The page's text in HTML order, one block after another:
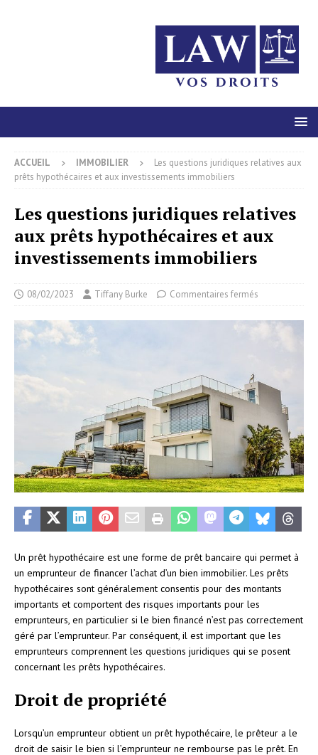
ACCUEIL IMMOBILIER
Les questions juridiques relatives aux
prêts hypothécaires et aux investissements immobiliers
Les questions juridiques relatives
aux prêts hypothécaires et aux
investissements immobiliers
08/02/2023 Tiffany Burke Commentaires fermés
Un prêt hypothécaire est une forme de prêt bancaire qui permet à
un emprunteur de financer l’achat d’un bien immobilier. Les prêts
hypothécaires sont généralement consentis pour des montants
importants et comportent des risques importants pour les
emprunteurs, en particulier si le bien financé n’est pas correctement
géré par l’emprunteur. Par conséquent, il est important que les
emprunteurs comprennent les questions juridiques qui se posent
concernant les prêts hypothécaires.
Droit de propriété
Lorsqu’un emprunteur obtient un prêt hypothécaire, le prêteur a le
droit de saisir le bien si l’emprunteur ne rembourse pas le prêt. En